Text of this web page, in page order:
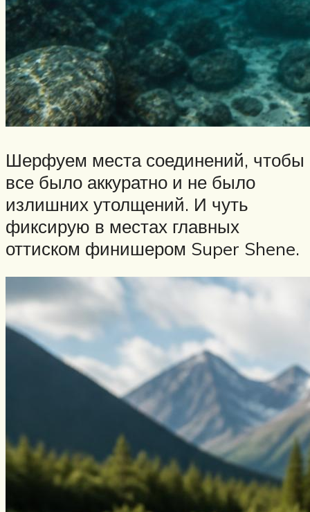
Шерфуем места соединений, чтобы
все было аккуратно и не было
излишних утолщений. И чуть
фиксирую в местах главных
оттиском финишером Super Shene.